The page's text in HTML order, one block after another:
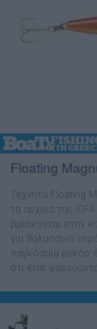
Floating
Τεχνητά Floating
τα αρχεία της
βρίσκονται στην
για θαλασσινό
παγκόσµια ρεκόρ
ότι είτε